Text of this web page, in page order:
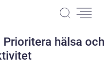
hälsa och